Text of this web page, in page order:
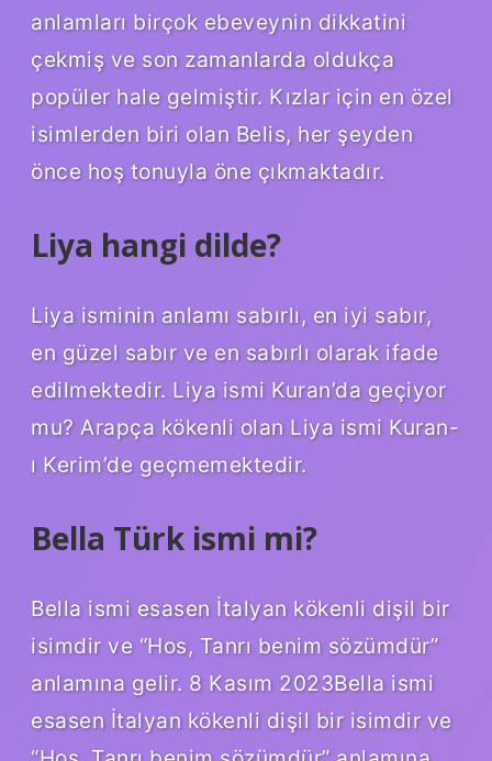
anlamları birçok ebeveynin dikkatini
çekmiş ve son zamanlarda oldukça
popüler hale gelmiştir. Kızlar için en özel
isimlerden biri olan Belis, her şeyden
önce hoş tonuyla öne çıkmaktadır.
Liya hangi dilde?
Liya isminin anlamı sabırlı, en iyi sabır,
en güzel sabır ve en sabırlı olarak ifade
edilmektedir. Liya ismi Kuran’da geçiyor
mu? Arapça kökenli olan Liya ismi Kuran-
ı Kerim’de geçmemektedir.
Bella Türk ismi mi?
Bella ismi esasen İtalyan kökenli dişil bir
isimdir ve “Hos, Tanrı benim sözümdür”
anlamına gelir. 8 Kasım 2023Bella ismi
esasen İtalyan kökenli dişil bir isimdir ve